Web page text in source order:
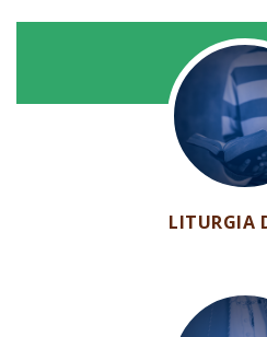
LITURGIA